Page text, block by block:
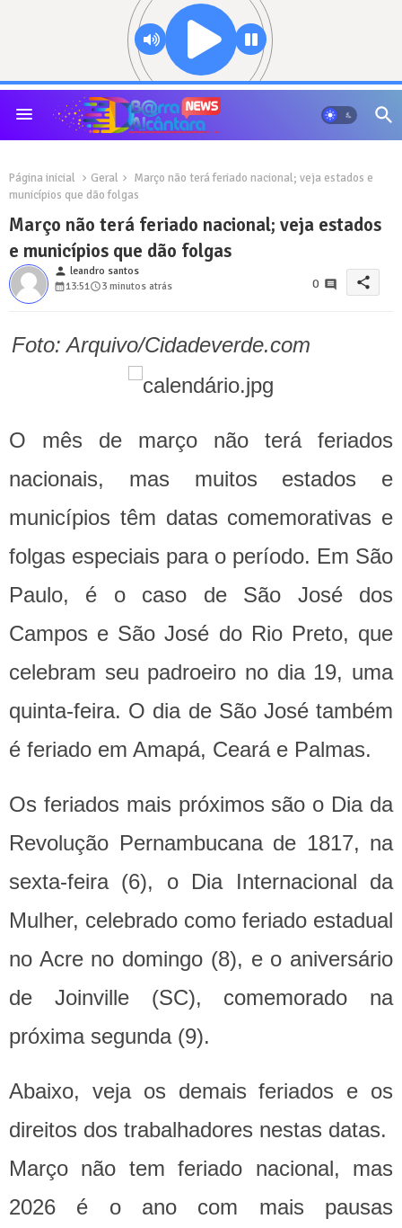
Página inicial Geral
Março não terá feriado nacional; veja estados e
municípios que dão folgas
Março não terá feriado nacional; veja estados
e municípios que dão folgas
person leandro santos
13:51
3 minutos atrás 0 share
Foto: Arquivo/Cidadeverde.com
O mês de março não terá feriados
nacionais, mas muitos estados e
municípios têm datas comemorativas e
folgas especiais para o período. Em São
Paulo, é o caso de São José dos
Campos e São José do Rio Preto, que
celebram seu padroeiro no dia 19, uma
quinta-feira. O dia de São José também
é feriado em Amapá, Ceará e Palmas.
Os feriados mais próximos são o Dia da
Revolução Pernambucana de 1817, na
sexta-feira (6), o Dia Internacional da
Mulher, celebrado como feriado estadual
no Acre no domingo (8), e o aniversário
de Joinville (SC), comemorado na
próxima segunda (9).
Abaixo, veja os demais feriados e os
direitos dos trabalhadores nestas datas.
Março não tem feriado nacional, mas
2026 é o ano com mais pausas